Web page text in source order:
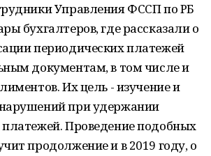
Управления ФССП по РБ
бухгалтеров, где рассказали о
периодических платежей
документам, в том числе и
Их цель - изучение и
при удержании
Проведение подобных
продолжение и в 2019 году, о